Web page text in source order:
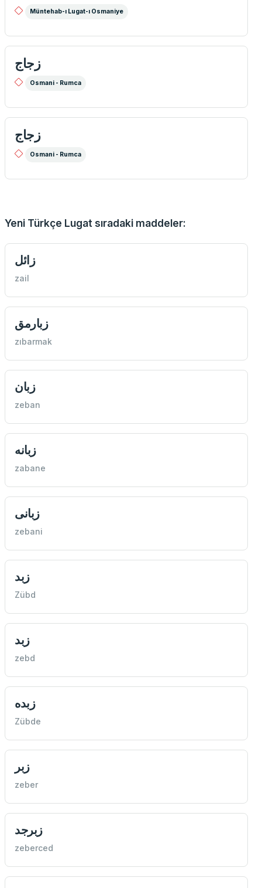
Müntehab-ı Lugat-ı Osmaniye
زجاج
Osmani - Rumca
زجاج
Osmani - Rumca
Yeni Türkçe Lugat sıradaki maddeler:
زائل
zail
زبارمق
zıbarmak
زبان
zeban
زبانه
zabane
زبانی
zebani
زبد
Zübd
زبد
zebd
زبده
Zübde
زبر
zeber
زبرجد
zeberced